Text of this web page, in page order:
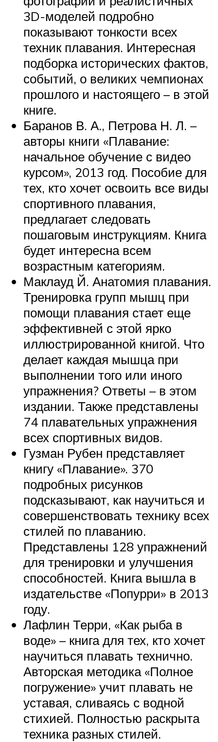
3D-моделей подробно
показывают тонкости всех
техник плавания. Интересная
подборка исторических фактов,
событий, о великих чемпионах
прошлого и настоящего – в этой
книге.
Баранов В. А., Петрова Н. Л. –
авторы книги «Плавание:
начальное обучение с видео
курсом», 2013 год. Пособие для
тех, кто хочет освоить все виды
спортивного плавания,
предлагает следовать
пошаговым инструкциям. Книга
будет интересна всем
возрастным категориям.
Маклауд Й. Анатомия плавания.
Тренировка групп мышц при
помощи плавания стает еще
эффективней с этой ярко
иллюстрированной книгой. Что
делает каждая мышца при
выполнении того или иного
упражнения? Ответы – в этом
издании. Также представлены
74 плавательных упражнения
всех спортивных видов.
Гузман Рубен представляет
книгу «Плавание». 370
подробных рисунков
подсказывают, как научиться и
совершенствовать технику всех
стилей по плаванию.
Представлены 128 упражнений
для тренировки и улучшения
способностей. Книга вышла в
издательстве «Попурри» в 2013
году.
Лафлин Терри, «Как рыба в
воде» – книга для тех, кто хочет
научиться плавать технично.
Авторская методика «Полное
погружение» учит плавать не
уставая, сливаясь с водной
стихией. Полностью раскрыта
техника разных стилей.